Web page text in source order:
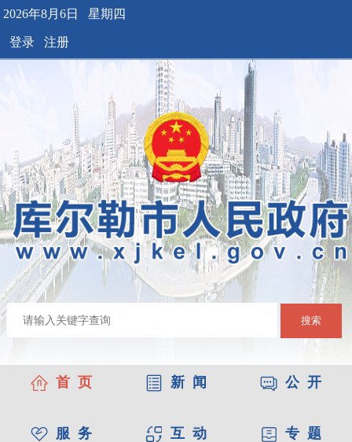
2026年8月6日 星期四
登录 注册
搜索
首 页 新 闻 公 开
服 务 互 动 专 题